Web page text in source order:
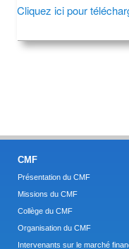
Cliquez ici pour
CMF
Présentation du CMF
Missions du CMF
Collège du CMF
Organisation du CMF
Intervenants sur le marché